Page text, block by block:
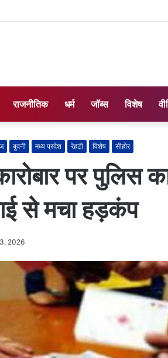
राजनीतिक धर्म जॉब्स विशेष
बुदनी मध्य प्रदेश रेहटी विशेष सीहोर
पर पुलिस
से मचा हड़कंप
2026